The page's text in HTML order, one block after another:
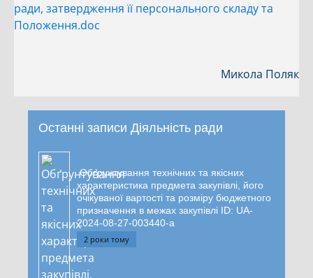
ради, затвердження її персонального складу та
Положення.doc
Микола Поляк
Останні записи Діяльність ради
Обґрунтування технічних та якісних
характеристика предмета закупівлі, його
очікуваної вартості та розміру бюджетного
призначення в межах закупівлі ID: UA-
2024-08-27-003440-a
2 роки тому